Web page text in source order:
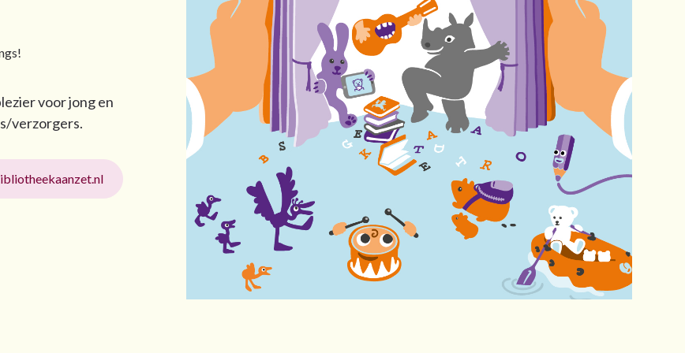
voor jong en
verzorgers.